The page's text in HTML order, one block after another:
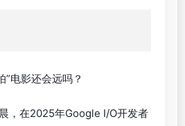
”电影还会远吗？
，在2025年Google I/O开发者